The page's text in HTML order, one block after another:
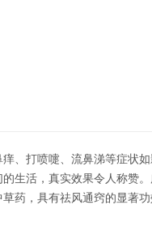
、打喷嚏、流鼻涕等症状
生活，真实效果令人称赞
药，具有祛风通窍的显著